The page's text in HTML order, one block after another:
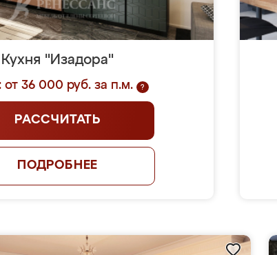
Кухня "Изадора"
от 36 000 руб. за п.м. ?
РАССЧИТАТЬ
ПОДРОБНЕЕ